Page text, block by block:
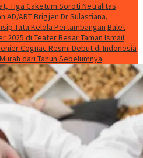
Tiga Caketum Soroti Netralitas
AD/ARTBrigjen Dr Sulastiana,
Tata Kelola Pertambangan Balet
2025 di Teater Besar Taman Ismail
Cognac Resmi Debut di Indonesia
dari Tahun Sebelumnya